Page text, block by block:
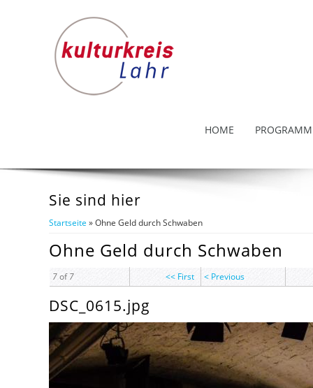
HOME PROGRAMM
Sie sind hier
Startseite » Ohne Geld durch Schwaben
Ohne Geld durch Schwaben
7of7 << First < Previous
DSC_0615.jpg